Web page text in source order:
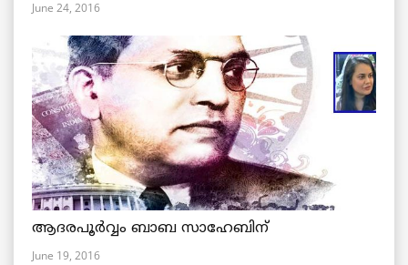
June 24, 2016
ആദരപൂര്‍വ്വം ബാബ സാഹേബിന്
June 19, 2016